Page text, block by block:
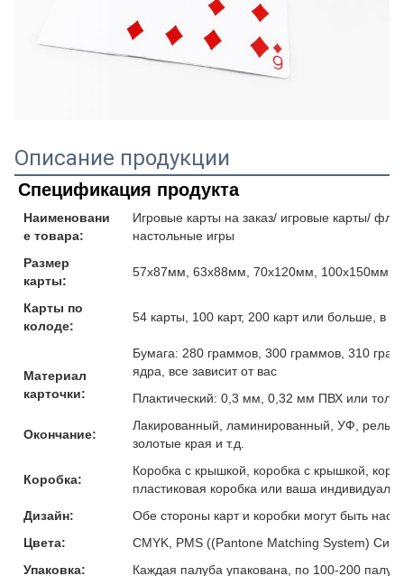
Описание продукции
Спецификация продукта
Наименовани
е товара:
Игровые карты на заказ/ игровые карты/
настольные игры
Размер
карты:
57x87мм, 63x88мм, 70x120мм, 100x150мм
Карты по
колоде:
54 карты, 100 карт, 200 карт или больше, в
Материал
карточки:
Бумага: 280 граммов, 300 граммов, 310
ядра, все зависит от вас
Плактический: 0,3 мм, 0,32 мм ПВХ или
Окончание:
Лакированный, ламинированный, УФ,
золотые края и т.д.
Коробка:
Коробка с крышкой, коробка с крышкой,
пластиковая коробка или ваша
Дизайн:
Обе стороны карт и коробки могут быть
Цвета:
CMYK, PMS ((Pantone Matching System)
Упаковка:
Каждая палуба упакована, по 100-200 палуб